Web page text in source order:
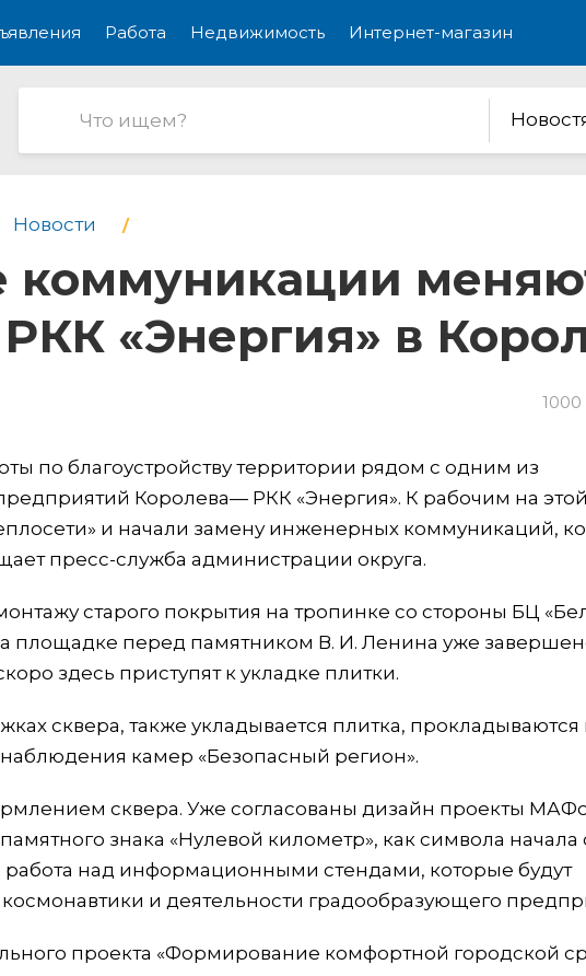
Работа Недвижимость Интернет-магазин
Новости
«Энергия» в
1000
по благоустройству территории рядом с одним из
Королева— РКК «Энергия». К рабочим на
и начали замену инженерных коммуникаций,
пресс-служба администрации округа.
старого покрытия на тропинке со стороны БЦ
площадке перед памятником В. И. Ленина уже
здесь приступят к укладке плитки.
сквера, также укладывается плитка, прокладываются
камер «Безопасный регион».
сквера. Уже согласованы дизайн проекты
знака «Нулевой километр», как символа начала
работа над информационными стендами, которые будут
и деятельности градообразующего
проекта «Формирование комфортной городской